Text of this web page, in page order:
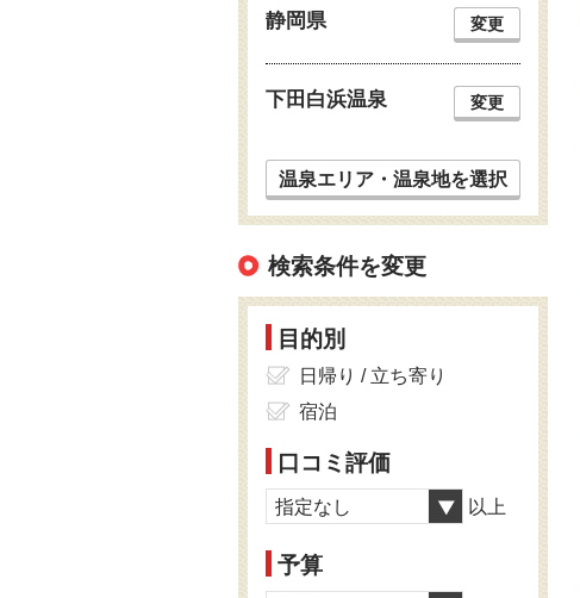
静岡県 変更
下田白浜温泉 変更
温泉エリア・温泉地を選択
検索条件を変更
目的別
日帰り / 立ち寄り
宿泊
口コミ評価
指定なし 以上
予算